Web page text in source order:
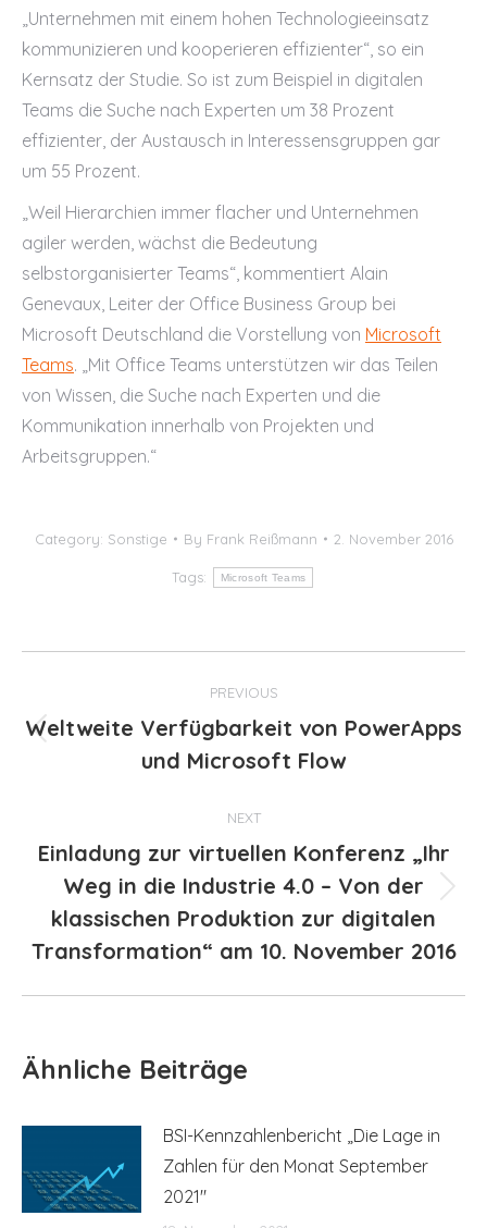
„Unternehmen mit einem hohen Technologieeinsatz
kommunizieren und kooperieren effizienter“, so ein
Kernsatz der Studie. So ist zum Beispiel in digitalen
Teams die Suche nach Experten um 38 Prozent
effizienter, der Austausch in Interessensgruppen gar
um 55 Prozent.
„Weil Hierarchien immer flacher und Unternehmen
agiler werden, wächst die Bedeutung
selbstorganisierter Teams“, kommentiert Alain
Genevaux, Leiter der Office Business Group bei
Microsoft Deutschland die Vorstellung von Microsoft
Teams. „Mit Office Teams unterstützen wir das Teilen
von Wissen, die Suche nach Experten und die
Kommunikation innerhalb von Projekten und
Arbeitsgruppen.“
Category: Sonstige By Frank Reißmann 2. November 2016
Tags: Microsoft Teams
navigation
PREVIOUS
Previous
post:
Weltweite Verfügbarkeit von PowerApps
und Microsoft Flow
NEXT
Next
post:
Einladung zur virtuellen Konferenz „Ihr
Weg in die Industrie 4.0 – Von der
klassischen Produktion zur digitalen
Transformation“ am 10. November 2016
Ähnliche Beiträge
BSI-Kennzahlenbericht „Die Lage in
Zahlen für den Monat September
2021″